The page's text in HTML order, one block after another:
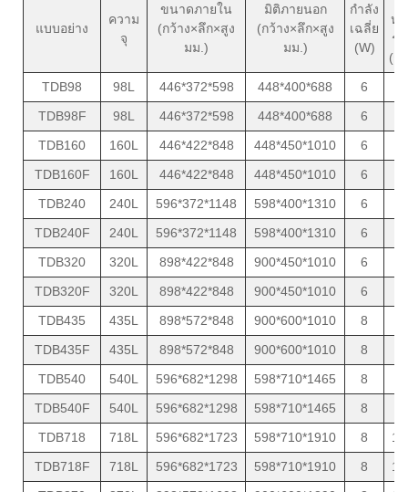
แบบอย่าง
ความ
จุ
ขนาดภายใน
(กว้าง×ลึก×สูง
มม.)
มิติภายนอก
(กว้าง×ลึก×สูง
มม.)
กำลัง
เฉลี่ย
(W)
ห
ร
(ก
TDB98
98L 446*372*598 448*400*688 6
TDB98F
98L 446*372*598 448*400*688 6
TDB160
160L 446*422*848 448*450*1010 6
TDB160F
160L 446*422*848 448*450*1010 6
TDB240
240L 596*372*1148 598*400*1310 6
TDB240F
240L 596*372*1148 598*400*1310 6
TDB320
320L 898*422*848 900*450*1010 6
TDB320F
320L 898*422*848 900*450*1010 6
TDB435
435L 898*572*848 900*600*1010 8
TDB435F
435L 898*572*848 900*600*1010 8
TDB540
540L 596*682*1298 598*710*1465 8
TDB540F
540L 596*682*1298 598*710*1465 8
TDB718
718L 596*682*1723 598*710*1910 8
TDB718F
718L 596*682*1723 598*710*1910 8